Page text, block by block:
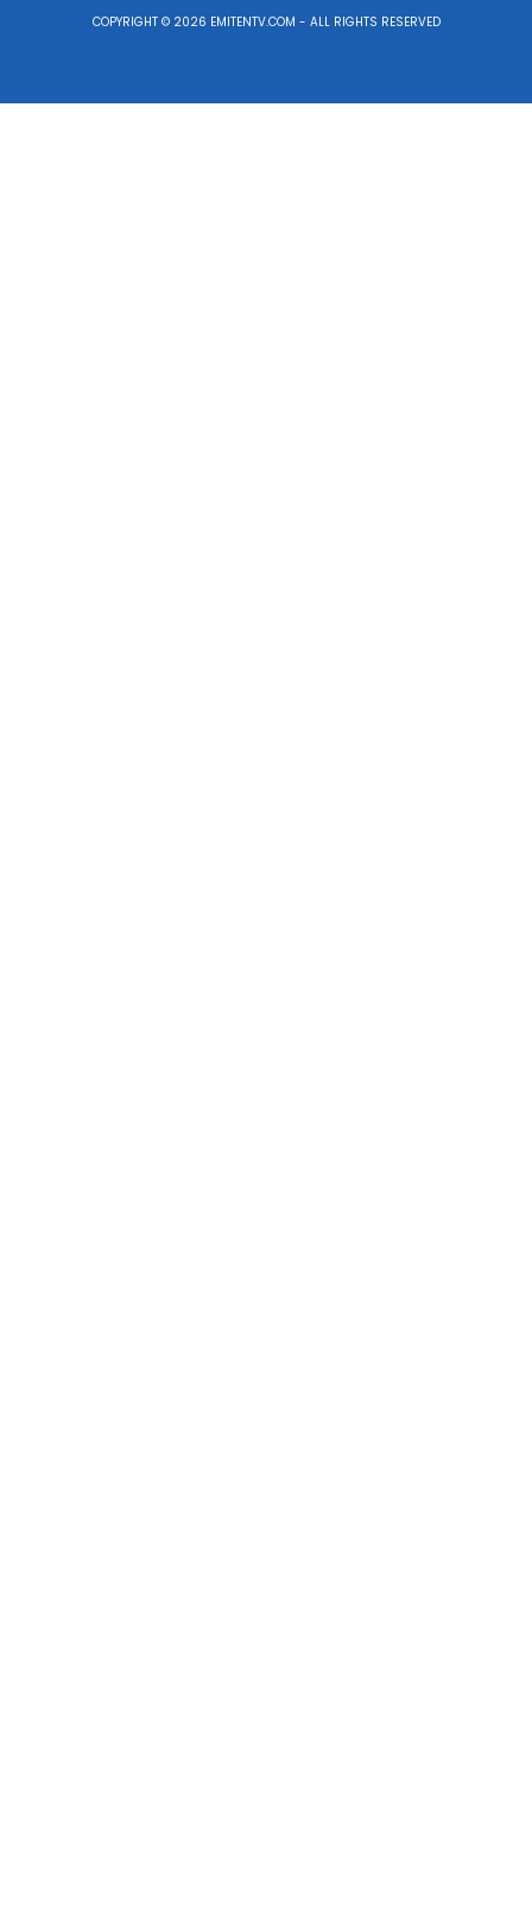
COPYRIGHT © 2026 EMITENTV.COM - ALL RIGHTS RESERVED